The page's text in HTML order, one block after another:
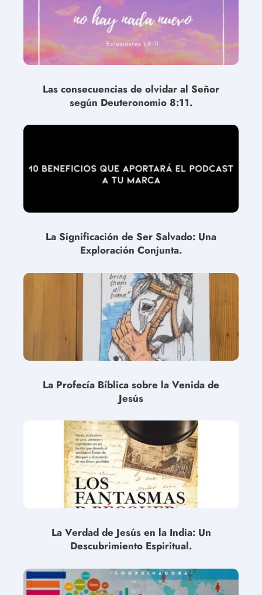
Las consecuencias de olvidar al Señor
según Deuteronomio 8:11.
La Significación de Ser Salvado: Una
Exploración Conjunta.
La Profecía Bíblica sobre la Venida de
Jesús
La Verdad de Jesús en la India: Un
Descubrimiento Espiritual.